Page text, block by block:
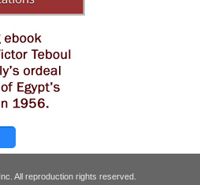
Inc. All reproduction rights reserved.